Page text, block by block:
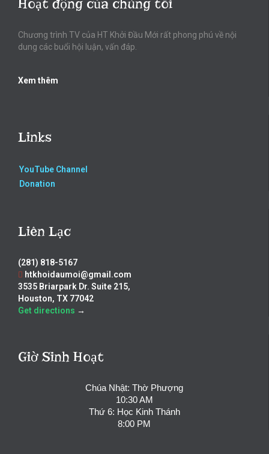
Chương trình TV của HT Khởi Đầu Mới rất phong phú về nội
dung các buổi hội luận, vấn đáp.
Xem thêm
Links
YouTube Channel
Donation
Liên Lạc
(281) 818-5167
htkhoidaumoi@gmail.com
3535 Briarpark Dr. Suite 215,
Houston, TX 77042
Get directions →
Giờ Sinh Hoạt
Chúa Nhật: Thờ Phượng
10:30 AM
Thứ 6: Học Kinh Thánh
8:00 PM